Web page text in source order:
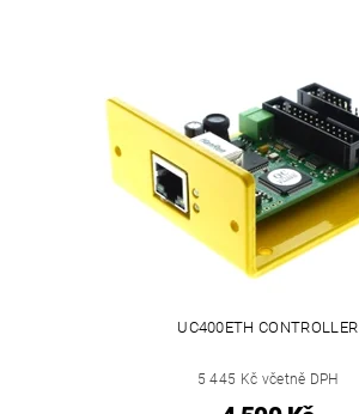
UC400ETH CONTROLLER
5 445 Kč včetně DPH